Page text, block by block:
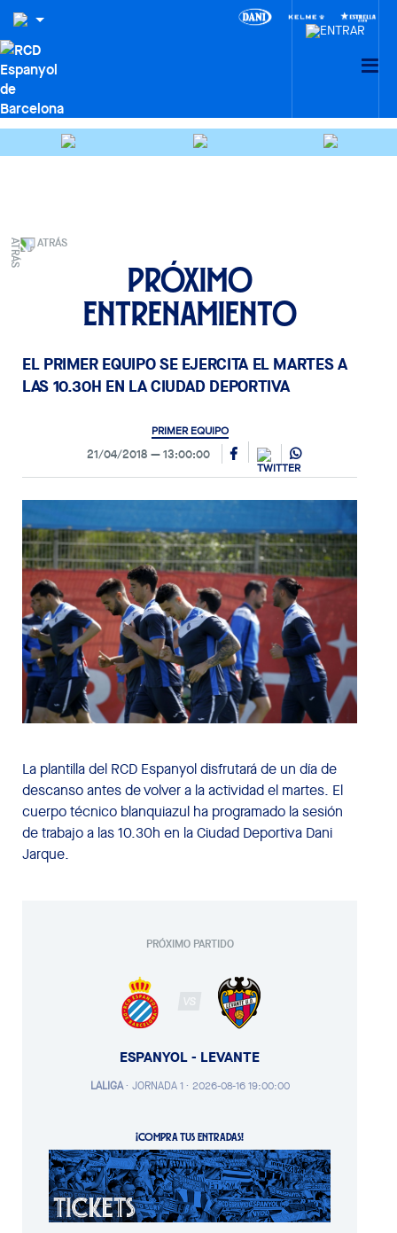
ATRÁS
Próximo
entrenamiento
EL PRIMER EQUIPO SE EJERCITA EL MARTES A
LAS 10.30H EN LA CIUDAD DEPORTIVA
PRIMER EQUIPO
21/04/2018 13:00:00
La plantilla del RCD Espanyol disfrutará de un día de
descanso antes de volver a la actividad el martes. El
cuerpo técnico blanquiazul ha programado la sesión
de trabajo a las 10.30h en la Ciudad Deportiva Dani
Jarque.
PRÓXIMO PARTIDO
VS
ESPANYOL - LEVANTE
LALIGA· JORNADA 1 · 2026-08-16 19:00:00
¡COMPRA TUS ENTRADAS!